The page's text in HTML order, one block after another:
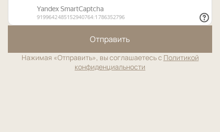
Отправить
Нажимая «Отправить», вы соглашаетесь с Политикой
конфиденциальности